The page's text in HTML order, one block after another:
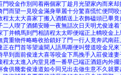
門咬金作別同着兩個家丁趁月光望家內而來
門而望一見咬金滿身華麗十分驚喜慌忙便問
程太太大喜家丁搬入酒餚送上衣飾磕頭已畢
二人喫了酒餚安睡一夜無話次日天明尤俊達
丁并轎馬到門相請程太太即便端正上轎咬金
貴重物件略略收拾鎖好了門一行人竟奔武南
正在門首等望遠聞人語馬嘶便叫聲道咬金兄
早到面前俊達大喜等咬金下馬挽手入莊俊達
程太太進入內堂見禮一番早已端正酒筵內外
食供幾套俊達道如今同兄出去做生意不久就